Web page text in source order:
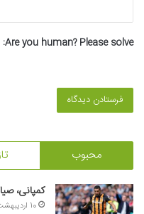
Are you human? Please solve:
محبوب
کمپانی،
10 اردیبهشت, 1402